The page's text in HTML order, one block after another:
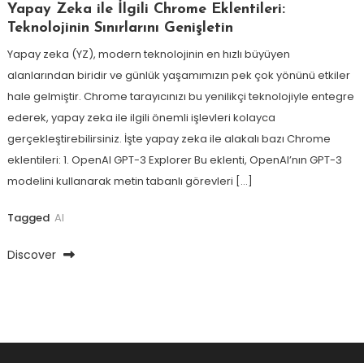
Yapay Zeka ile İlgili Chrome Eklentileri:
Teknolojinin Sınırlarını Genişletin
Yapay zeka (YZ), modern teknolojinin en hızlı büyüyen
alanlarından biridir ve günlük yaşamımızın pek çok yönünü etkiler
hale gelmiştir. Chrome tarayıcınızı bu yenilikçi teknolojiyle entegre
ederek, yapay zeka ile ilgili önemli işlevleri kolayca
gerçekleştirebilirsiniz. İşte yapay zeka ile alakalı bazı Chrome
eklentileri: 1. OpenAI GPT-3 Explorer Bu eklenti, OpenAI’nın GPT-3
modelini kullanarak metin tabanlı görevleri […]
Tagged AI
Discover